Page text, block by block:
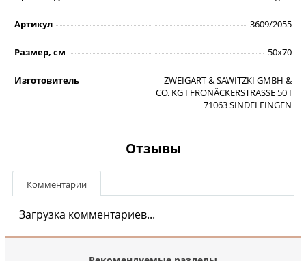
Артикул 3609/2055
Размер, см 50х70
Изготовитель
ZWEIGART & SAWITZKI GMBH &
CO. KG I FRONÄCKERSTRASSE 50 I
71063 SINDELFINGEN
Отзывы
Комментарии
Загрузка комментариев...